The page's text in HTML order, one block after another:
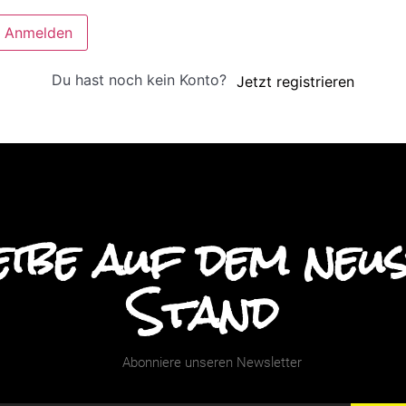
Anmelden
Du hast noch kein Konto? Jetzt registrieren
auf dem
Stand
Abonniere unseren Newsletter